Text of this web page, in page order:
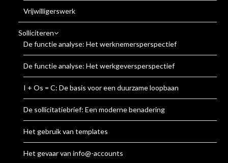
Vrijwilligerswerk
Solliciteren
De functie analyse: Het werknemersperspectief
De functie analyse: Het werkgeversperspectief
I + Os = C: De basis voor een duurzame loopbaan
De sollicitatiebrief: Een moderne benadering
Het gebruik van templates
Het gevaar van info@-accounts